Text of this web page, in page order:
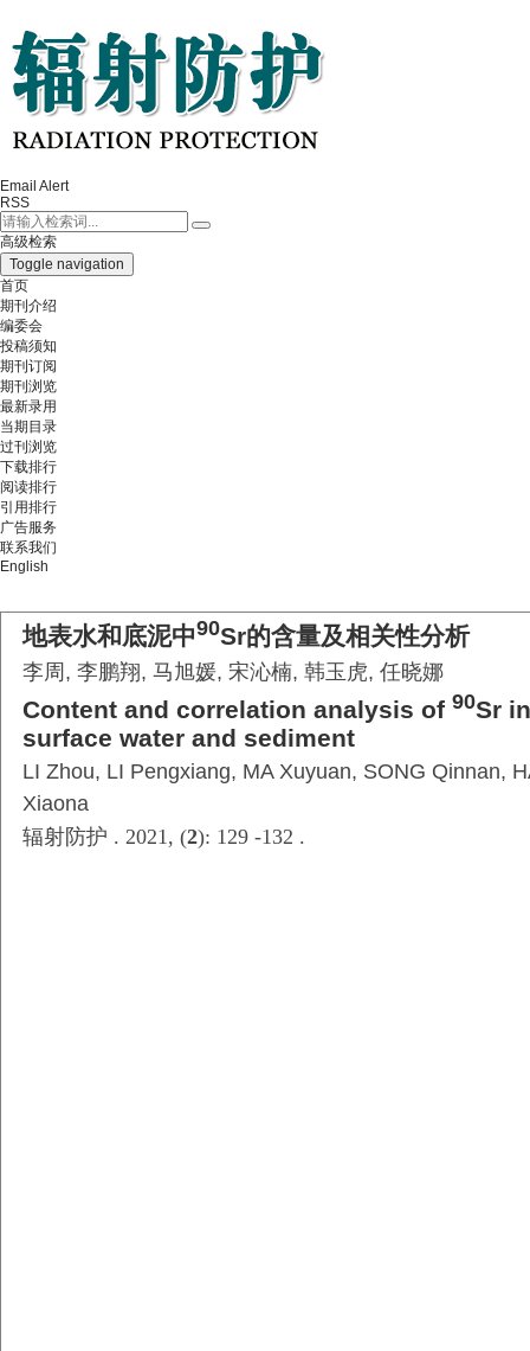
Email Alert
RSS
高级检索
Toggle navigation
首页
期刊介绍
编委会
投稿须知
期刊订阅
期刊浏览
最新录用
当期目录
过刊浏览
下载排行
阅读排行
引用排行
广告服务
联系我们
English
地表水和底泥中90Sr的含量及相关性分析
李周, 李鹏翔, 马旭媛, 宋沁楠, 韩玉虎, 任晓娜
Content and correlation analysis of 90Sr
surface water and sediment
LI Zhou, LI Pengxiang, MA Xuyuan, SONG Qinnan,
Xiaona
辐射防护 . 2021, (2): 129 -132 .